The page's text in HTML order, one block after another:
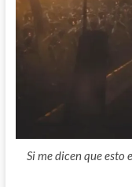
Si me dicen que esto